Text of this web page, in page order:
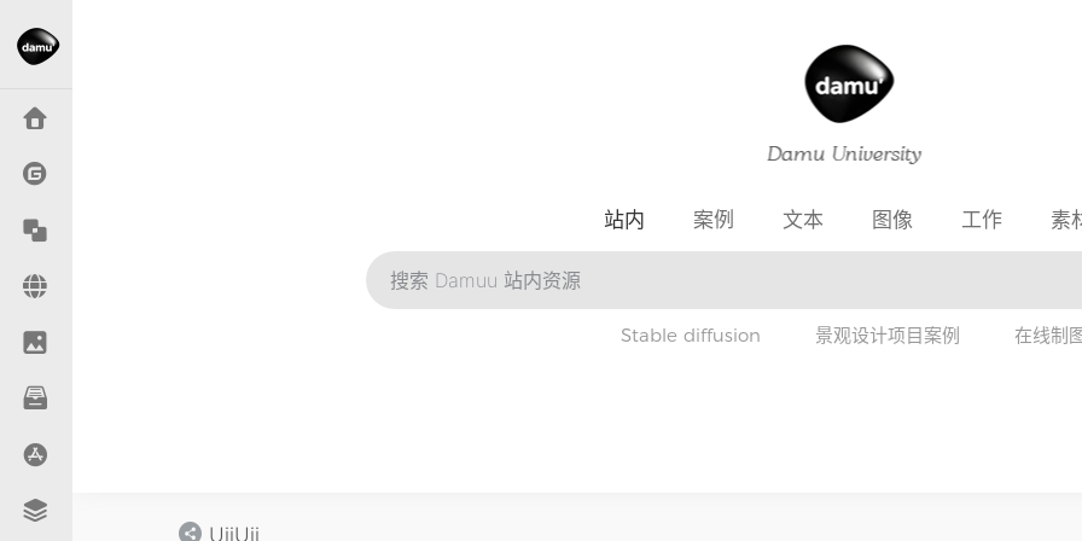
站内 案例 文本 图像 工作 素
Stable diffusion 景观设计项目案例 在线制
UiiUii